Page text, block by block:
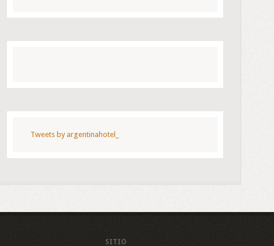
Tweets by argentinahotel_
SITIO